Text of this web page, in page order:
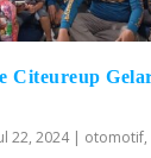
Citeureup
22, 2024| otomotif,